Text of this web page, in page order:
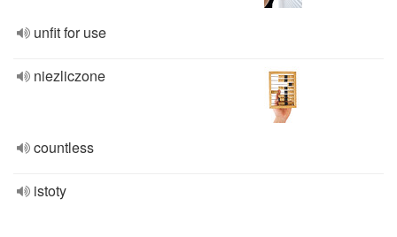
unfit for use
niezliczone
countless
istoty